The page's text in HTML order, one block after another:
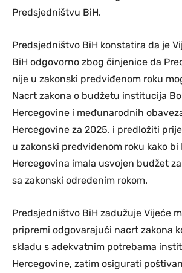
Predsjedništvu BiH.
Predsjedništvo BiH konstatira da je
BiH odgovorno zbog činjenice da
nije u zakonski predviđenom roku
Nacrt zakona o budžetu institucija
Hercegovine i međunarodnih
Hercegovine za 2025. i predložiti
u zakonski predviđenom roku kako bi
Hercegovina imala usvojen budžet
sa zakonski određenim rokom.
Predsjedništvo BiH zadužuje Vijeće
pripremi odgovarajući nacrt zakona
skladu s adekvatnim potrebama
Hercegovine, zatim osigurati